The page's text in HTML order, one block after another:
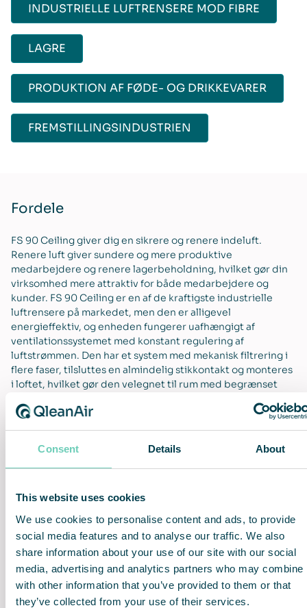
Consent Details About
This website uses cookies
We use cookies to personalise content and ads, to provide
social media features and to analyse our traffic. We also
share information about your use of our site with our social
media, advertising and analytics partners who may combine
with other information that you’ve provided to them or that
they’ve collected from your use of their services.
INDUSTRIELLE LUFTRENSERE MOD FIBRE
LAGRE
PRODUKTION AF FØDE- OG DRIKKEVARER
FREMSTILLINGSINDUSTRIEN
Fordele
FS 90 Ceiling giver dig en sikrere og renere indeluft.
Renere luft giver sundere og mere produktive
medarbejdere og renere lagerbeholdning, hvilket gør din
virksomhed mere attraktiv for både medarbejdere og
kunder. FS 90 Ceiling er en af de kraftigste industrielle
luftrensere på markedet, men den er alligevel
energieffektiv, og enheden fungerer uafhængigt af
ventilationssystemet med konstant regulering af
luftstrømmen. Den har et system med mekanisk filtrering i
flere faser, tilsluttes en almindelig stikkontakt og monteres
i loftet, hvilket gør den velegnet til rum med begrænset
problemfri installation, vedligeholdelse, opgraderinger og
filterskift. Med vores unikke Lifetime Performance
over tid.
Kraftfuld og energieffektiv
Mekanisk filtrering i flere
faser